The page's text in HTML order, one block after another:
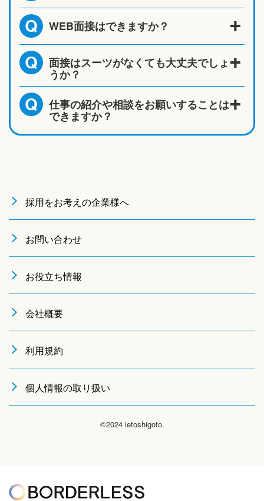
Q WEB面接はできますか？
Q 面接はスーツがなくても大丈夫でしょ
うか？
Q 仕事の紹介や相談をお願いすることは
できますか？
採用をお考えの企業様へ
お問い合わせ
お役立ち情報
会社概要
利用規約
個人情報の取り扱い
©2024 ietoshigoto.